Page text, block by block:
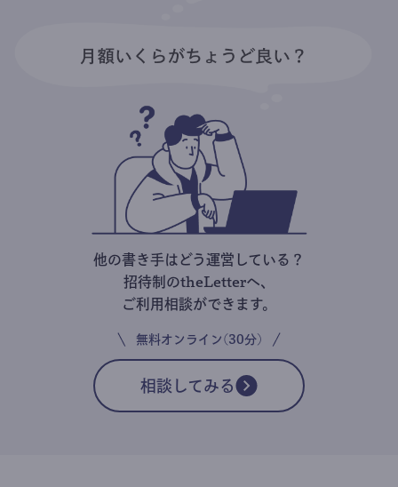
他の書き手はどう運営している？
招待制のtheLetterへ、
ご利用相談ができます。
無料オンライン(30分)
相談してみる